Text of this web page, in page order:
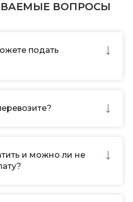
ВОПРОСЫ
подать
и можно ли не